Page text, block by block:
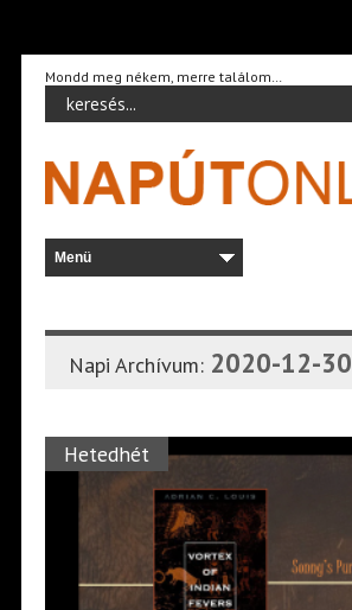
Mondd meg nékem, merre találom…
Napi Archívum: 2020-12-30
Hetedhét